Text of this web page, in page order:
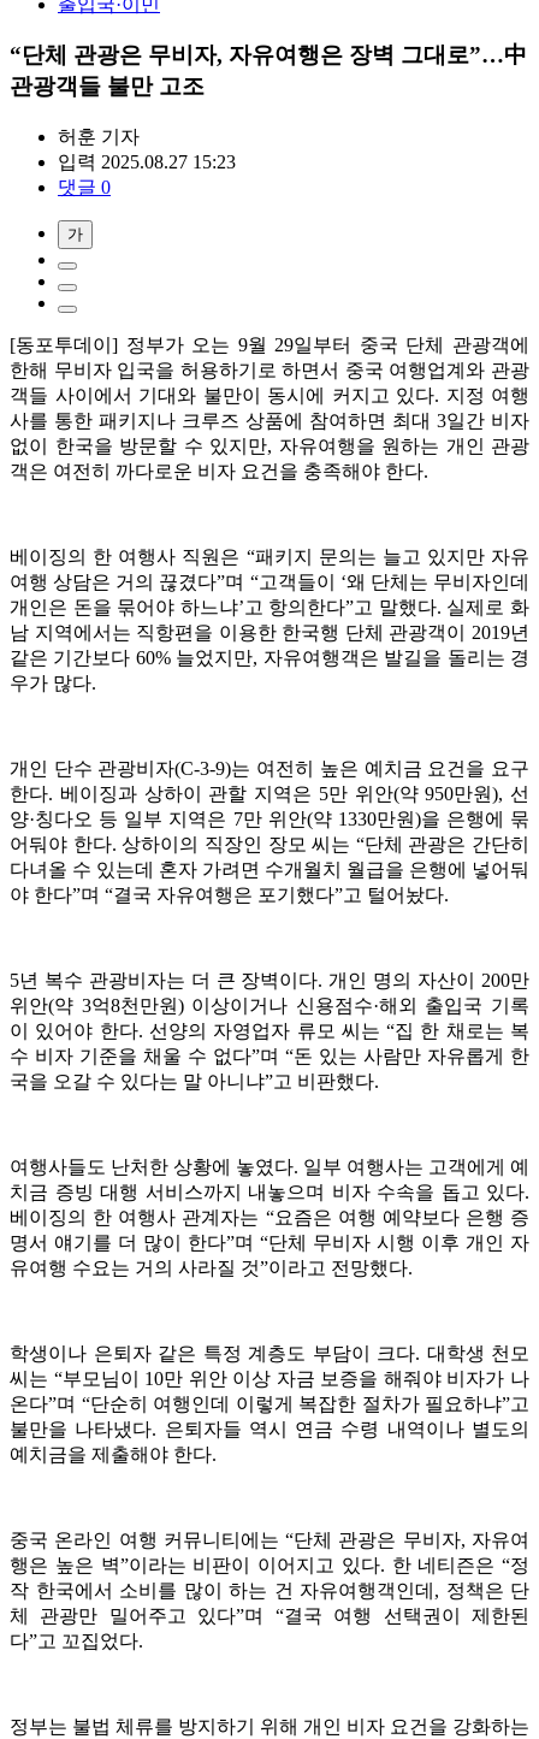
“단체 관광은 무비자, 자유여행은 장벽 그대로”…中
관광객들 불만 고조
허훈 기자
입력 2025.08.27 15:23
댓글 0
가
[동포투데이] 정부가 오는 9월 29일부터 중국 단체 관광객에
한해 무비자 입국을 허용하기로 하면서 중국 여행업계와 관광
객들 사이에서 기대와 불만이 동시에 커지고 있다. 지정 여행
사를 통한 패키지나 크루즈 상품에 참여하면 최대 3일간 비자
없이 한국을 방문할 수 있지만, 자유여행을 원하는 개인 관광
객은 여전히 까다로운 비자 요건을 충족해야 한다.
베이징의 한 여행사 직원은 “패키지 문의는 늘고 있지만 자유
여행 상담은 거의 끊겼다”며 “고객들이 ‘왜 단체는 무비자인데
개인은 돈을 묶어야 하느냐’고 항의한다”고 말했다. 실제로 화
남 지역에서는 직항편을 이용한 한국행 단체 관광객이 2019년
같은 기간보다 60% 늘었지만, 자유여행객은 발길을 돌리는 경
우가 많다.
개인 단수 관광비자(C-3-9)는 여전히 높은 예치금 요건을 요구
한다. 베이징과 상하이 관할 지역은 5만 위안(약 950만원), 선
양·칭다오 등 일부 지역은 7만 위안(약 1330만원)을 은행에 묶
어둬야 한다. 상하이의 직장인 장모 씨는 “단체 관광은 간단히
다녀올 수 있는데 혼자 가려면 수개월치 월급을 은행에 넣어둬
야 한다”며 “결국 자유여행은 포기했다”고 털어놨다.
5년 복수 관광비자는 더 큰 장벽이다. 개인 명의 자산이 200만
위안(약 3억8천만원) 이상이거나 신용점수·해외 출입국 기록
이 있어야 한다. 선양의 자영업자 류모 씨는 “집 한 채로는 복
수 비자 기준을 채울 수 없다”며 “돈 있는 사람만 자유롭게 한
국을 오갈 수 있다는 말 아니냐”고 비판했다.
여행사들도 난처한 상황에 놓였다. 일부 여행사는 고객에게 예
치금 증빙 대행 서비스까지 내놓으며 비자 수속을 돕고 있다.
베이징의 한 여행사 관계자는 “요즘은 여행 예약보다 은행 증
명서 얘기를 더 많이 한다”며 “단체 무비자 시행 이후 개인 자
유여행 수요는 거의 사라질 것”이라고 전망했다.
학생이나 은퇴자 같은 특정 계층도 부담이 크다. 대학생 천모
씨는 “부모님이 10만 위안 이상 자금 보증을 해줘야 비자가 나
온다”며 “단순히 여행인데 이렇게 복잡한 절차가 필요하냐”고
불만을 나타냈다. 은퇴자들 역시 연금 수령 내역이나 별도의
예치금을 제출해야 한다.
중국 온라인 여행 커뮤니티에는 “단체 관광은 무비자, 자유여
행은 높은 벽”이라는 비판이 이어지고 있다. 한 네티즌은 “정
작 한국에서 소비를 많이 하는 건 자유여행객인데, 정책은 단
체 관광만 밀어주고 있다”며 “결국 여행 선택권이 제한된
다”고 꼬집었다.
정부는 불법 체류를 방지하기 위해 개인 비자 요건을 강화하는